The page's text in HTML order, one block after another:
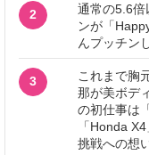
2
通常の5.6倍
ンが「
んプッチン
3
これまで胸
那が美ボデ
の初仕事は
「Honda
挑戦への想